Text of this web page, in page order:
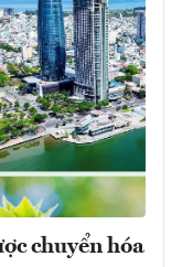
chuyển hóa